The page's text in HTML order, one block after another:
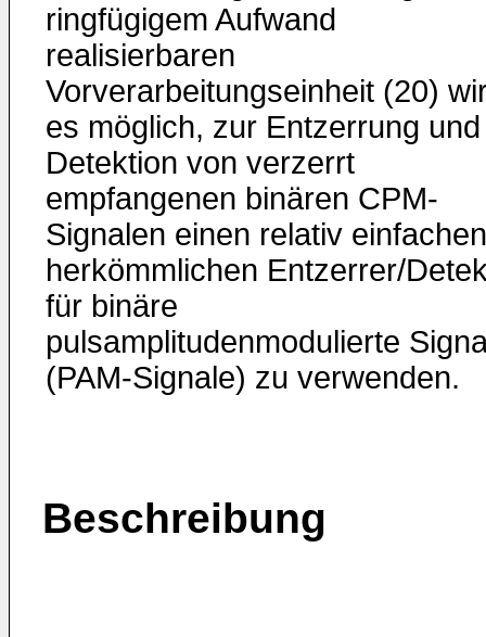
ringfügigem Aufwand
realisierbaren
Vorverarbeitungsein­heit (20)
es möglich, zur Entzerrung und
Detektion von verzerrt
empfangenen binären CPM-
Signalen einen rela­tiv einfachen
herkömmlichen Entzerrer/
für binäre
pulsamplitudenmodulierte
(PAM-Signale) zu verwen­den.
Beschreibung